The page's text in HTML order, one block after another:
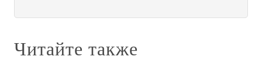
Читайте также